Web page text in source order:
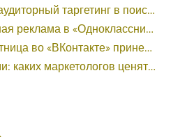
в поисковой кампании Google Ads - «Заработок»
как ее настроить и нужно ли - «Заработок»
магазину подарков 221 продажу по цене 38 рублей - «Заработок»
маркетологов ценят - «Заработок»